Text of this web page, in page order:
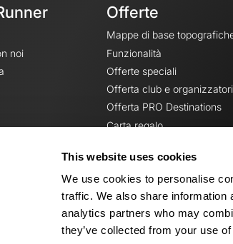
This website uses cookies
We use cookies to personalise
traffic. We also share information
analytics partners who may
they’ve collected from your use
noi
Offerte
Mappe di base
Funzionalità
Offerte speciali
Offerta club e organizzatori
Offerta PRO Destinations
Carta regalo